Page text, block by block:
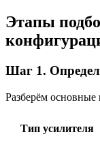
Этапы
Шаг 1.
Разберём основные
Тип усилителя